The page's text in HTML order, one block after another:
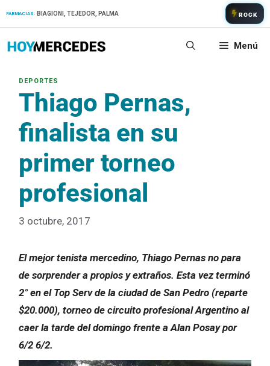
FARMACIAS: BIAGIONI, TEJEDOR, PALMA ROCK
Menú
Thiago Pernas,
finalista en su
primer torneo
profesional
3 octubre, 2017
El mejor tenista mercedino, Thiago Pernas no para
de sorprender a propios y extraños. Esta vez terminó
2° en el Top Serv de la ciudad de San Pedro (reparte
$20.000), torneo de circuito profesional Argentino al
caer la tarde del domingo frente a Alan Posay por
6/2 6/2.